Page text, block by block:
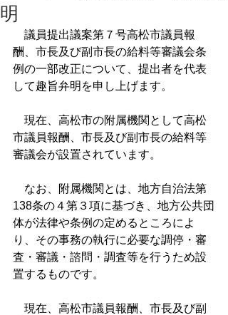
明
議員提出議案第７号高松市議員報
酬、市長及び副市長の給料等審議会条
例の一部改正について、提出者を代表
して趣旨弁明を申し上げます。
現在、高松市の附属機関として高松
市議員報酬、市長及び副市長の給料等
審議会が設置されています。
なお、附属機関とは、地方自治法第
138条の４第３項に基づき、地方公共団
体が法律や条例の定めるところによ
り、その事務の執行に必要な調停・審
査・審議・諮問・調査等を行うため設
置するものです。
現在、高松市議員報酬、市長及び副